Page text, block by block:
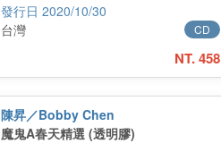
2020/10/30
CD
台灣
NT. 458
陳昇／Bobby Chen
魔鬼A春天精選 (透明膠)